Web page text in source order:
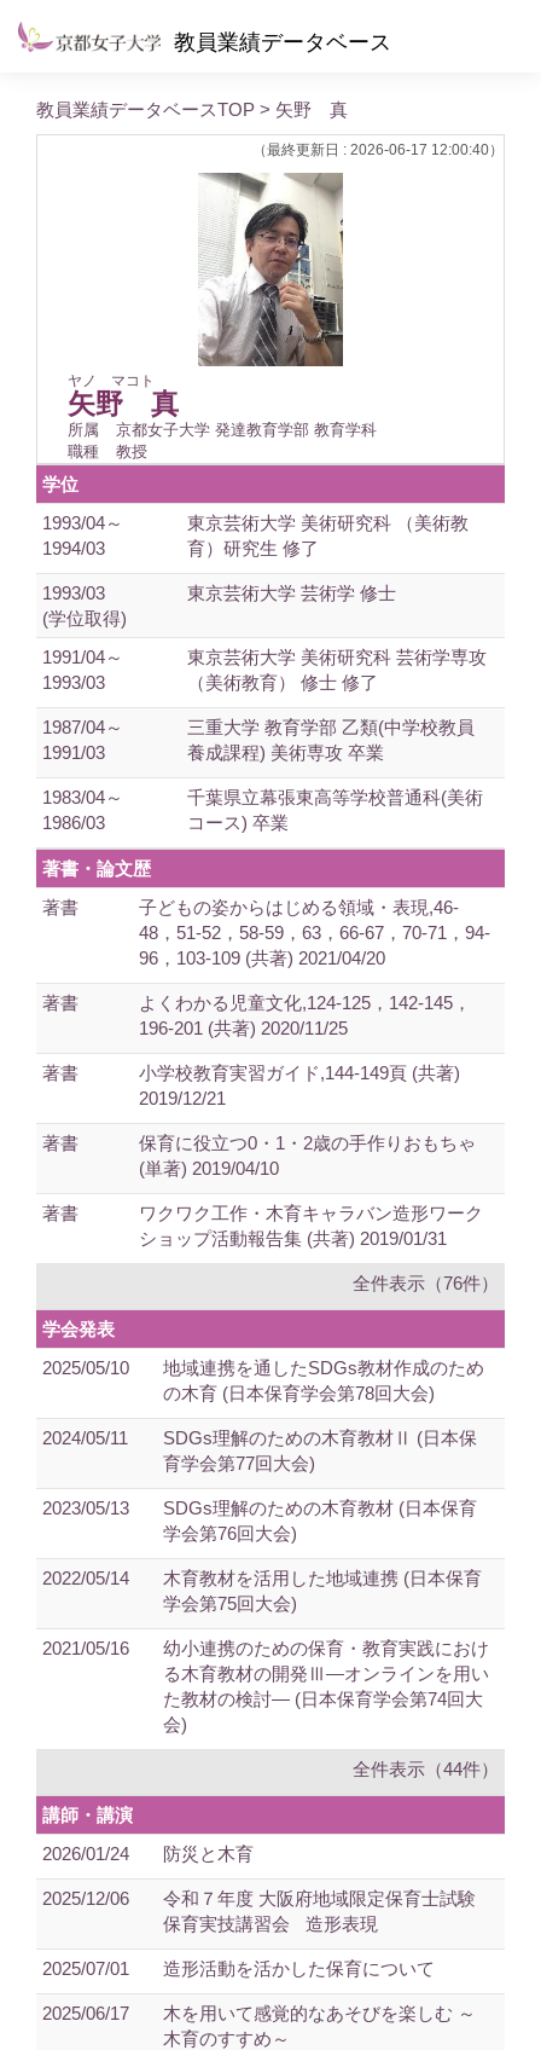
教員業績データベース
教員業績データベースTOP > 矢野 真
（最終更新日 : 2026-06-17 12:00:40）
ヤノ マコト
矢野 真
所属
京都女子大学 発達教育学部 教育学科
職種
教授
学位
1993/04～
1994/03
東京芸術大学 美術研究科 （美術教
育）研究生 修了
1993/03
(学位取得)
東京芸術大学 芸術学 修士
1991/04～
1993/03
東京芸術大学 美術研究科 芸術学専攻
（美術教育） 修士 修了
1987/04～
1991/03
三重大学 教育学部 乙類(中学校教員
養成課程) 美術専攻 卒業
1983/04～
1986/03
千葉県立幕張東高等学校普通科(美術
コース) 卒業
著書・論文歴
著書
子どもの姿からはじめる領域・表現,46-
48，51-52，58-59，63，66-67，70-71，94-
96，103-109 (共著) 2021/04/20
著書
よくわかる児童文化,124-125，142-145，
196-201 (共著) 2020/11/25
著書
小学校教育実習ガイド,144-149頁 (共著)
2019/12/21
著書
保育に役立つ0・1・2歳の手作りおもちゃ
(単著) 2019/04/10
著書
ワクワク工作・木育キャラバン造形ワーク
ショップ活動報告集 (共著) 2019/01/31
全件表示（76件）
学会発表
2025/05/10
地域連携を通したSDGs教材作成のため
の木育 (日本保育学会第78回大会)
2024/05/11
SDGs理解のための木育教材Ⅱ (日本保
育学会第77回大会)
2023/05/13
SDGs理解のための木育教材 (日本保育
学会第76回大会)
2022/05/14
木育教材を活用した地域連携 (日本保育
学会第75回大会)
2021/05/16
幼小連携のための保育・教育実践におけ
る木育教材の開発Ⅲ―オンラインを用い
た教材の検討― (日本保育学会第74回大
会)
全件表示（44件）
講師・講演
2026/01/24
防災と木育
2025/12/06
令和７年度 大阪府地域限定保育士試験
保育実技講習会 造形表現
2025/07/01 造形活動を活かした保育について
2025/06/17
木を用いて感覚的なあそびを楽しむ ～
木育のすすめ～